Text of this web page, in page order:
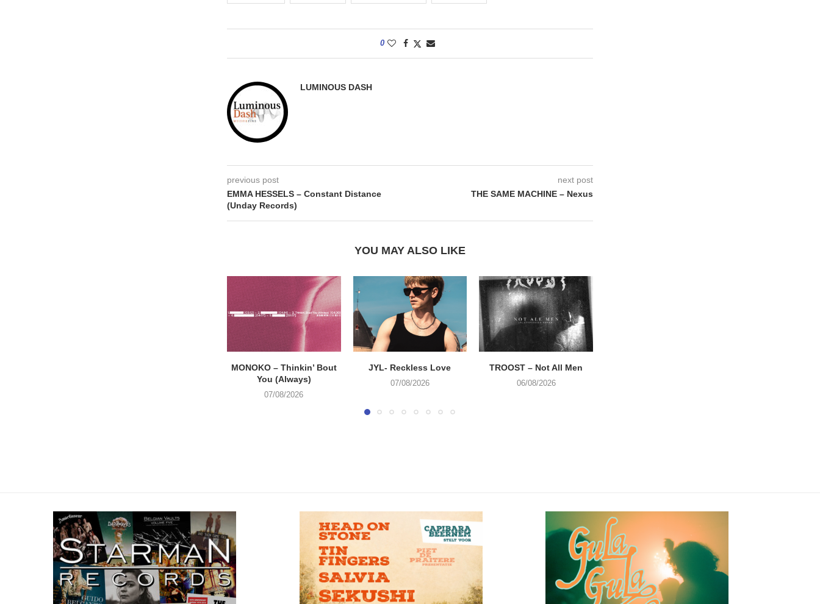
0
LUMINOUS DASH
previous post
EMMA HESSELS – Constant Distance
(Unday Records)
next post
THE SAME MACHINE – Nexus
YOU MAY ALSO LIKE
MONOKO – Thinkin’ Bout
You (Always)
07/08/2026
JYL- Reckless Love
07/08/2026
TROOST – Not All Men
06/08/2026